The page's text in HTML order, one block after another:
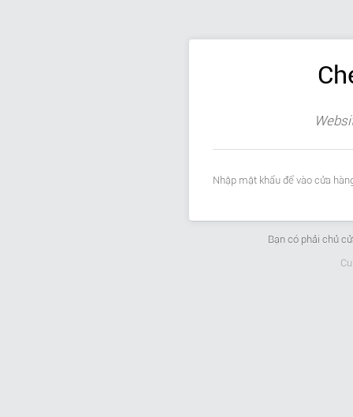
Nhập mật khẩu để vào cửa
Bạn có phải chủ